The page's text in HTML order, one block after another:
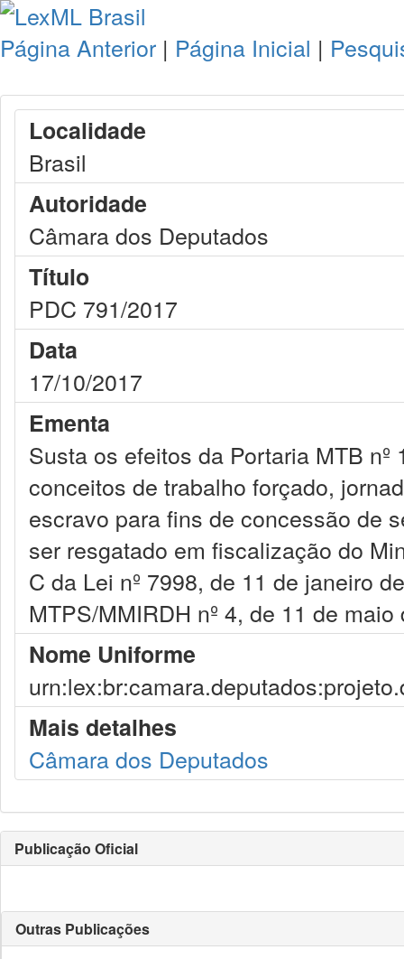
Página Anterior | Página Inicial |
Localidade
Brasil
Autoridade
Câmara dos Deputados
Título
PDC 791/2017
Data
17/10/2017
Ementa
Susta os efeitos da Portaria MTB
conceitos de trabalho forçado,
escravo para fins de concessão de
ser resgatado em fiscalização do
C da Lei nº 7998, de 11 de janeiro
MTPS/MMIRDH nº 4, de 11 de maio
Nome Uniforme
Mais detalhes
Câmara dos Deputados
Publicação Oficial
Outras Publicações